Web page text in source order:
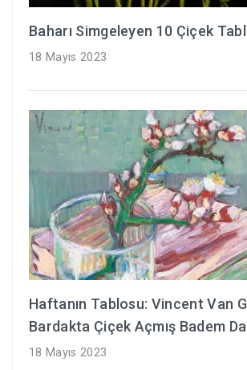
Baharı Simgeleyen 10 Çiçek
18 Mayıs 2023
Haftanın Tablosu: Vincent Van
Bardakta Çiçek Açmış Badem
18 Mayıs 2023